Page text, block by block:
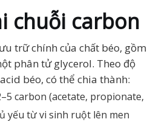
chuỗi carbon
trữ chính của chất béo, gồm
phân tử glycerol. Theo độ
béo, có thể chia thành:
carbon (acetate, propionate,
yếu từ vi sinh ruột lên men